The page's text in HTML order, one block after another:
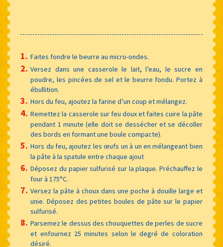
Faites fondre le beurre au micro-ondes.
Versez dans une casserole le lait, l’eau, le sucre en
poudre, les pincées de sel et le beurre fondu. Portez à
ébullition.
Hors du feu, ajoutez la farine d’un coup et mélangez.
Remettez la casserole sur feu doux et faites cuire la pâte
pendant 1 minute (elle doit se dessécher et se décoller
des bords en formant une boule compacte).
Hors du feu, ajoutez les œufs un à un en mélangeant bien
la pâte à la spatule entre chaque ajout
Déposez du papier sulfurisé sur la plaque. Préchauffez le
four à 175°C.
Versez la pâte à choux dans une poche à douille large et
unie. Déposez des petites boules de pâte sur le papier
sulfurisé.
Parsemez le dessus des chouquettes de perles de sucre
et enfournez 25 minutes selon le degré de coloration
désiré.